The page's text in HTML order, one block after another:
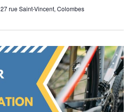
réparation
27 rue Saint-Vincent, Colombes